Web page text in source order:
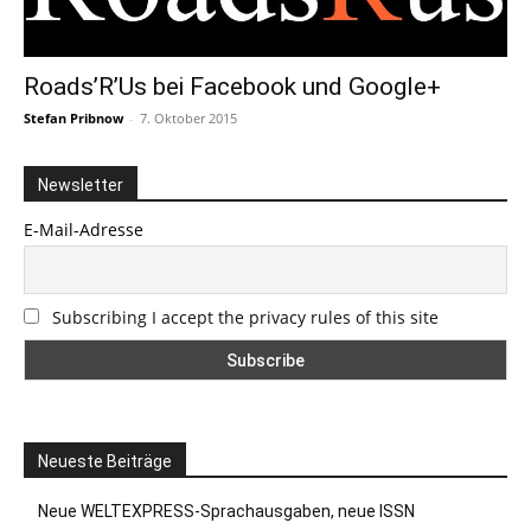
Roads’R’Us bei Facebook und Google+
Stefan Pribnow - 7. Oktober 2015
Newsletter
E-Mail-Adresse
Subscribing I accept the privacy rules of this site
Neueste Beiträge
Neue WELTEXPRESS-Sprachausgaben, neue ISSN